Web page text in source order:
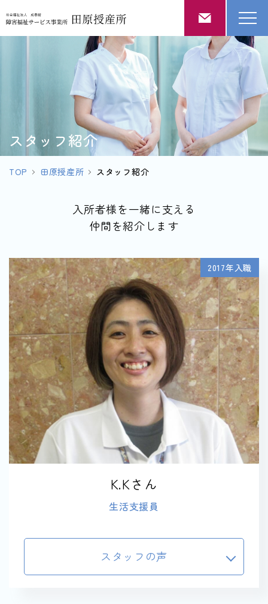
スタッフ紹介
TOP 田原授産所 スタッフ紹介
入所者様を一緒に支える
仲間を紹介します
2017年入職
K.Kさん
生活支援員
スタッフの声